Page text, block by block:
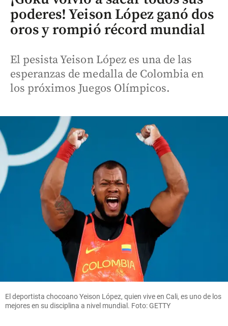
poderes! Yeison López ganó dos
oros y rompió récord mundial
El pesista Yeison López es una de las
esperanzas de medalla de Colombia en
los próximos Juegos Olímpicos.
El deportista chocoano Yeison López, quien vive en Cali, es uno de los
mejores en su disciplina a nivel mundial. Foto: GETTY